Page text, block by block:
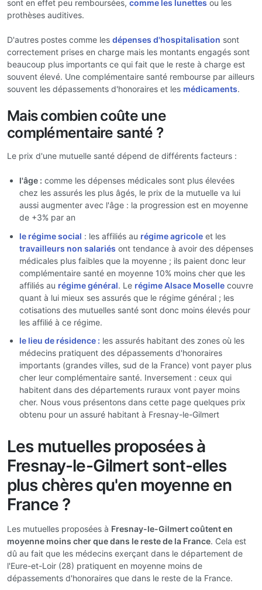
sont en effet peu remboursées, comme les lunettes ou les
prothèses auditives.
D'autres postes comme les dépenses d'hospitalisation sont
correctement prises en charge mais les montants engagés sont
beaucoup plus importants ce qui fait que le reste à charge est
souvent élevé. Une complémentaire santé rembourse par ailleurs
souvent les dépassements d'honoraires et les médicaments.
Mais combien coûte une
complémentaire santé ?
Le prix d'une mutuelle santé dépend de différents facteurs :
l'âge : comme les dépenses médicales sont plus élevées
chez les assurés les plus âgés, le prix de la mutuelle va lui
aussi augmenter avec l'âge : la progression est en moyenne
de +3% par an
le régime social : les affiliés au régime agricole et les
travailleurs non salariés ont tendance à avoir des dépenses
médicales plus faibles que la moyenne ; ils paient donc leur
complémentaire santé en moyenne 10% moins cher que les
affiliés au régime général. Le régime Alsace Moselle couvre
quant à lui mieux ses assurés que le régime général ; les
cotisations des mutuelles santé sont donc moins élevés pour
les affilié à ce régime.
le lieu de résidence : les assurés habitant des zones où les
médecins pratiquent des dépassements d'honoraires
importants (grandes villes, sud de la France) vont payer plus
cher leur complémentaire santé. Inversement : ceux qui
habitent dans des départements ruraux vont payer moins
cher. Nous vous présentons dans cette page quelques prix
obtenu pour un assuré habitant à Fresnay-le-Gilmert
Les mutuelles proposées à
Fresnay-le-Gilmert sont-elles
plus chères qu'en moyenne en
France ?
Les mutuelles proposées à Fresnay-le-Gilmert coûtent en
moyenne moins cher que dans le reste de la France. Cela est
dû au fait que les médecins exerçant dans le département de
l'Eure-et-Loir (28) pratiquent en moyenne moins de
dépassements d'honoraires que dans le reste de la France.